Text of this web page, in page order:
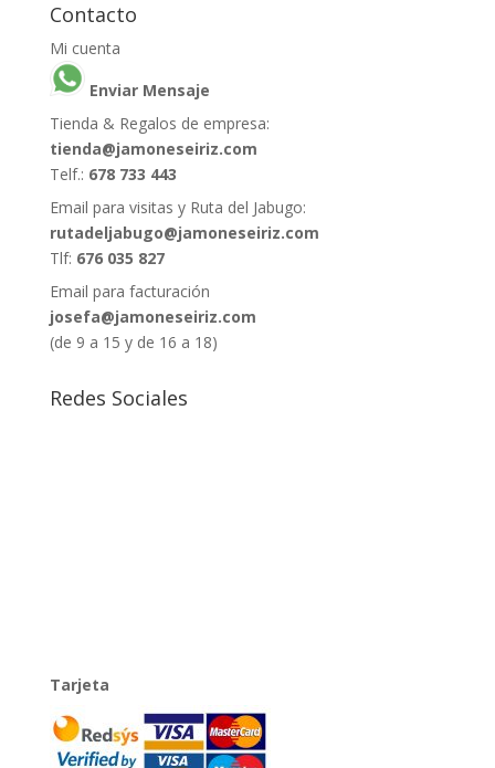
Contacto
Mi cuenta
Enviar Mensaje
Tienda & Regalos de empresa:
tienda@jamoneseiriz.com
Telf.: 678 733 443
Email para visitas y Ruta del Jabugo:
rutadeljabugo@jamoneseiriz.com
Tlf: 676 035 827
Email para facturación
josefa@jamoneseiriz.com
(de 9 a 15 y de 16 a 18)
Redes Sociales
Tarjeta